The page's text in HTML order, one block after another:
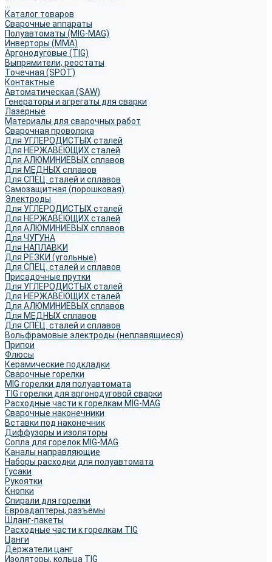
Каталог товаров
Сварочные аппараты
Полуавтоматы (MIG-MAG)
Инверторы (MMA)
Аргонодуговые (TIG)
Выпрямители, реостаты
Точечная (SPOT)
Контактные
Автоматическая (SAW)
Генераторы и агрегаты для сварки
Лазерные
Материалы для сварочных работ
Сварочная проволока
Для УГЛЕРОДИСТЫХ сталей
Для НЕРЖАВЕЮЩИХ сталей
Для АЛЮМИНИЕВЫХ сплавов
Для МЕДНЫХ сплавов
Для СПЕЦ. сталей и сплавов
Самозащитная (порошковая)
Электроды
Для УГЛЕРОДИСТЫХ сталей
Для НЕРЖАВЕЮЩИХ сталей
Для АЛЮМИНИЕВЫХ сплавов
Для ЧУГУНА
Для НАПЛАВКИ
Для РЕЗКИ (угольные)
Для СПЕЦ. сталей и сплавов
Присадочные прутки
Для УГЛЕРОДИСТЫХ сталей
Для НЕРЖАВЕЮЩИХ сталей
Для АЛЮМИНИЕВЫХ сплавов
Для МЕДНЫХ сплавов
Для СПЕЦ. сталей и сплавов
Вольфрамовые электроды (неплавящиеся)
Припои
Флюсы
Керамические подкладки
Сварочные горелки
MIG горелки для полуавтомата
TIG горелки для аргонодуговой сварки
Расходные части к горелкам MIG-MAG
Сварочные наконечники
Вставки под наконечник
Диффузоры и изоляторы
Сопла для горелок MIG-MAG
Каналы направляющие
Наборы расходки для полуавтомата
Гусаки
Рукоятки
Кнопки
Спирали для горелки
Евроадаптеры, разъёмы
Шланг-пакеты
Расходные части к горелкам TIG
Цанги
Держатели цанг
Изоляторы, кольца TIG